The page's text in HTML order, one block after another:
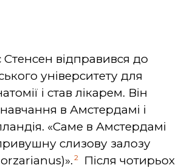
Стенсен відправився до
університету для
і став лікарем. Він
в Амстердамі і
«Саме в Амстердамі
слизову залозу
2
Після чотирьох